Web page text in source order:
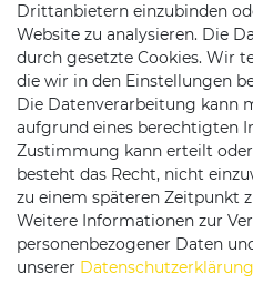
Versandpartner
Service & Kontakt
Drittanbietern einzubinden
Website zu analysieren. Die
durch gesetzte Cookies. Wir
die wir in den Einstellungen
Die Datenverarbeitung kann
aufgrund eines berechtigten
Zustimmung kann erteilt
besteht das Recht, nicht
zu einem späteren Zeitpunkt
Weitere Informationen zur
personenbezogener Daten
unserer Daten­schutz­erklärung